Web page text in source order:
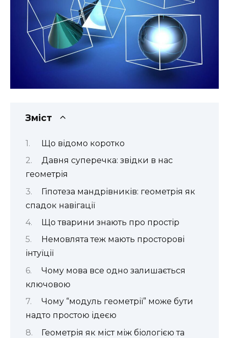
Зміст
Що відомо коротко
Давня суперечка: звідки в нас
геометрія
Гіпотеза мандрівників: геометрія як
спадок навігації
Що тварини знають про простір
Немовлята теж мають просторові
інтуїції
Чому мова все одно залишається
ключовою
Чому “модуль геометрії” може бути
надто простою ідеєю
Геометрія як міст між біологією та